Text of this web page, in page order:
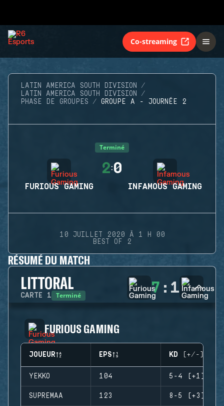
Co-streaming
LATIN AMERICA SOUTH DIVISION
LATIN AMERICA SOUTH DIVISION
PHASE DE GROUPES
GROUPE A - JOURNÉE 2
Terminé
FURIOUS GAMING
2:0
INFAMOUS GAMING
10 JUILLET 2020 À 1 H 00
BEST OF 2
RÉSUMÉ DU MATCH
LITTORAL
CARTE 1 Terminé 7 : 1
FURIOUS GAMING
JOUEUR EPS KD (+/-)
YEKKO 104 5-4 (+1)
SUPREMAA 123 8-5 (+3)